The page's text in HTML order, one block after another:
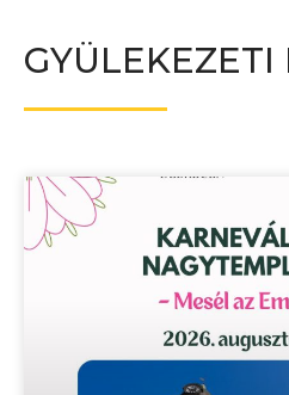
GYÜLEKEZETI